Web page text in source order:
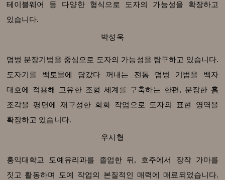
테이블웨어 등 다양한 형식으로 도자의 가능성을 확장하고
있습니다.
박성욱
덤벙 분장기법을 중심으로 도자의 가능성을 탐구하고 있습니다.
도자기를 백토물에 담갔다 꺼내는 전통 덤벙 기법을 백자
대호에 적용해 고유한 조형 세계를 구축하는 한편, 분장한 흙
조각을 평면에 재구성한 회화 작업으로 도자의 표현 영역을
확장하고 있습니다.
우시형
홍익대학교 도예유리과를 졸업한 뒤, 호주에서 장작 가마를
짓고 활동하며 도예 작업의 본질적인 매력에 매료되었습니다.